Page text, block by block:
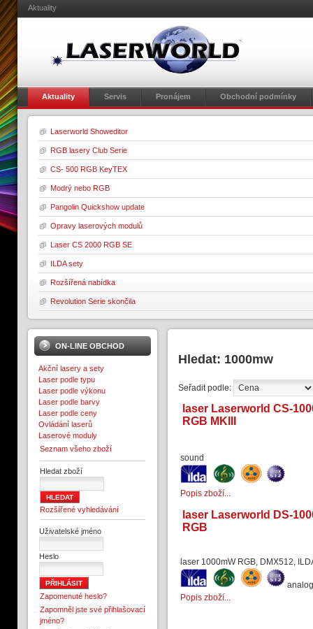
Aktuality
Aktuality Servis Pronájem Obchodní podmínky
Laserworld Showeditor
RGB lasery Club Serie
CS- 500 RGB KeyTEX
Modrý nebo RGB
Pangolin Quickshow update
Opravy laserových modulů
Laser CS 2000 RGB SE
ILDA sety
Rozšířená nabídka
Revolution Serie skončila
Hledat: 1000mw
Seřadit podle:
laser Laserworld CS-
RGB MKIII
sound
Popis zboží...
laser Laserworld DS-
RGB
laser 1000mW RGB, DMX512,
Popis zboží...
ON-LINE OBCHOD
Akční lasery a sety
Laser podle typu
Laser podle výkonu
Laser podle barvy
Laser podle ceny
Ovládání laserů
Laserové moduly
Seznam všeho zboží
Hledat zboží
Rozšířené vyhledávání
Uživatelské jméno
Heslo
Zapomenuté heslo?
Zapomněl jste své přihlašovací
jméno?